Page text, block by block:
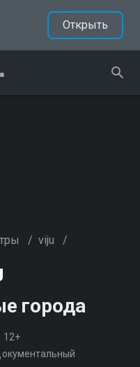
Открыть
/ viju /
города
12+